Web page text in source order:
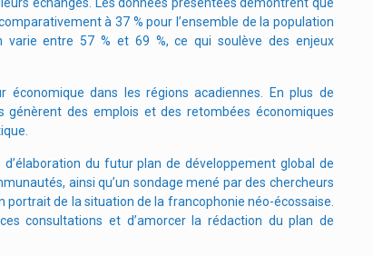
à 37 % pour l’ensemble de la population
varie entre 57 % et 69 %, ce qui soulève des enjeux
dans les régions acadiennes. En plus de
des emplois et des retombées économiques
du futur plan de développement global de
ainsi qu’un sondage mené par des chercheurs
portrait de la situation de la francophonie néo-écossaise.
consultations et d’amorcer la rédaction du plan de